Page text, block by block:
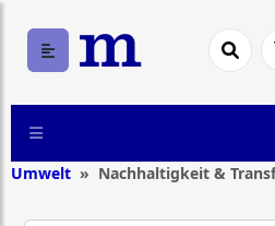
Umwelt Nachhaltigkeit &